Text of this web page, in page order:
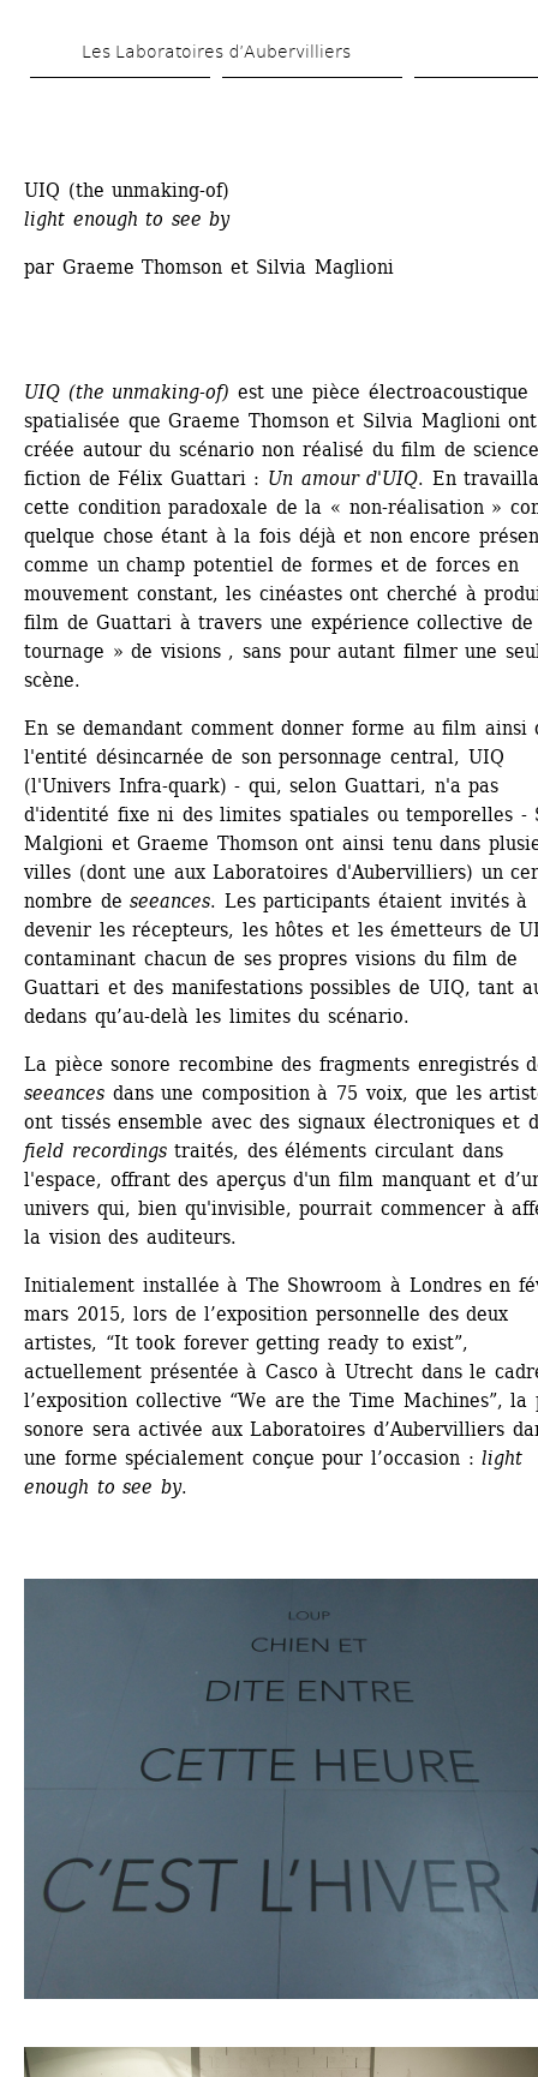
au
Les Laboratoires d’Aubervilliers
UIQ (the unmaking-of)
light enough to see by
par Graeme Thomson et Silvia Maglioni
UIQ (the unmaking-of) est une pièce électroacoustique
spatialisée que Graeme Thomson et Silvia Maglioni ont
créée autour du scénario non réalisé du film de
fiction de Félix Guattari : Un amour d'UIQ. En
cette condition paradoxale de la « non-réalisation »
quelque chose étant à la fois déjà et non encore
comme un champ potentiel de formes et de forces en
mouvement constant, les cinéastes ont cherché à
film de Guattari à travers une expérience collective de
tournage » de visions , sans pour autant filmer une
scène.
En se demandant comment donner forme au film ainsi
l'entité désincarnée de son personnage central, UIQ
(l'Univers Infra-quark) - qui, selon Guattari, n'a pas
d'identité fixe ni des limites spatiales ou temporelles -
Malgioni et Graeme Thomson ont ainsi tenu dans
villes (dont une aux Laboratoires d'Aubervilliers) un
nombre de seeances. Les participants étaient invités à
devenir les récepteurs, les hôtes et les émetteurs de
contaminant chacun de ses propres visions du film de
Guattari et des manifestations possibles de UIQ, tant
dedans qu’au-delà les limites du scénario.
La pièce sonore recombine des fragments enregistrés
seeances dans une composition à 75 voix, que les
ont tissés ensemble avec des signaux électroniques et
field recordingstraités, des éléments circulant dans
l'espace, offrant des aperçus d'un film manquant et
univers qui, bien qu'invisible, pourrait commencer à
la vision des auditeurs.
Initialement installée à The Showroom à Londres en
mars 2015, lors de l’exposition personnelle des deux
artistes, “It took forever getting ready to exist”,
actuellement présentée à Casco à Utrecht dans le
l’exposition collective “We are the Time Machines”, la
sonore sera activée aux Laboratoires d’Aubervilliers
une forme spécialement conçue pour l’occasion : light
enough to see by.